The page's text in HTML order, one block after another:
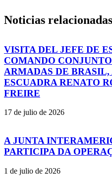
Noticias relacionadas
VISITA DEL JEFE DE
COMANDO
ARMADAS DE
ESCUADRA RENATO
FREIRE
17 de julio de 2026
A JUNTA
PARTICIPA DA
1 de julio de 2026